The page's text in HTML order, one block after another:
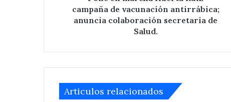
colaboración
secretaria
campaña de vacunación antirrábica;
anuncia colaboración secretaria de
Salud.
Articulos relacionados